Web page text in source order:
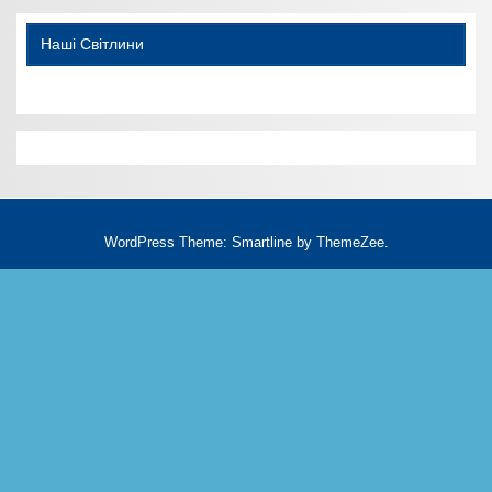
Наші Світлини
WordPress Theme: Smartline by ThemeZee.